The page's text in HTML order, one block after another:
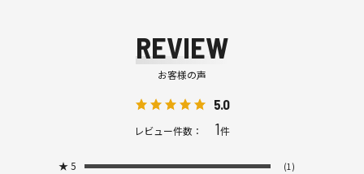
REVIEW
お客様の声
5.0
レビュー件数： 1件
★ 5 (1)